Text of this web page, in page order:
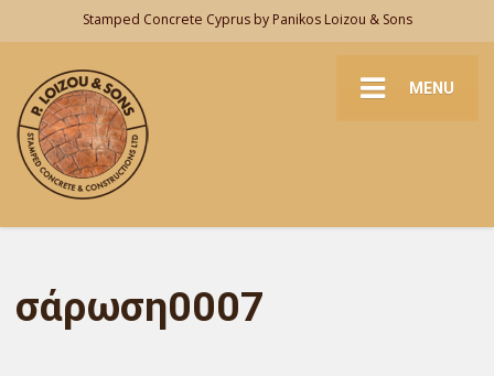
Stamped Concrete Cyprus by Panikos Loizou & Sons
MENU
σάρωση0007